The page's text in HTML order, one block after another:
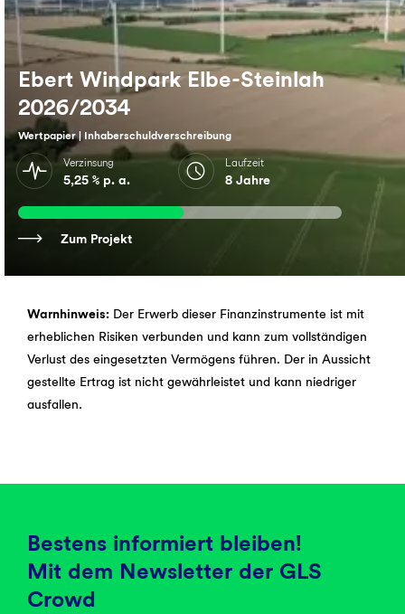
Ebert Windpark Elbe-Steinlah
2026/2034
Wertpapier | Inhaberschuldverschreibung
Verzinsung
5,25 % p. a.
Laufzeit
8 Jahre
Zum Projekt
Warnhinweis: Der Erwerb dieser Finanzinstrumente ist mit
erheblichen Risiken verbunden und kann zum vollständigen
Verlust des eingesetzten Vermögens führen. Der in Aussicht
gestellte Ertrag ist nicht gewährleistet und kann niedriger
ausfallen.
Bestens informiert bleiben!
Mit dem Newsletter der GLS
Crowd